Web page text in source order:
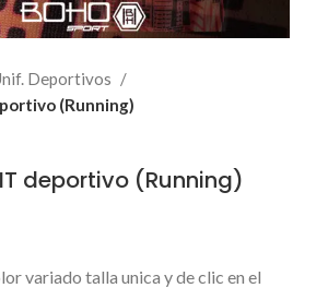
Deportivos
(Running)
deportivo (Running)
variado talla unica y de clic en el